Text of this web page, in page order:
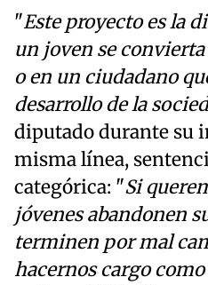
"Este proyecto es la
un joven se
o en un ciudadano
desarrollo de la
diputado durante su
misma línea,
categórica: "Si
jóvenes abandonen
terminen por mal
hacernos cargo